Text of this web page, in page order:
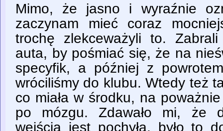
Mimo, że jasno i wyraźnie
zaczynam mieć coraz
trochę zlekceważyli to.
auta, by pośmiać się, że na
specyfik, a później z
wróciliśmy do klubu. Wtedy też
co miała w środku, na
po mózgu. Zdawało mi, że
wejścia jest pochyła, było to